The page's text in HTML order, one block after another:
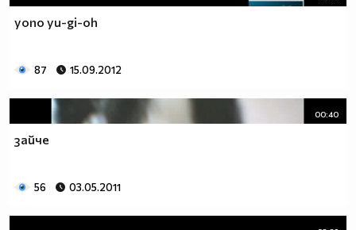
yono yu-gi-oh
87 15.09.2012
00:40
зайче
56 03.05.2011